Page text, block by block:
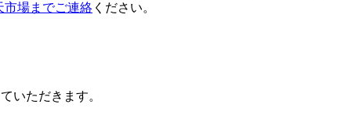
市場までご連絡 ください。
いただきます。